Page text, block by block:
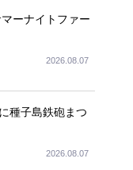
ーナイトファー
2026.08.07
種子島鉄砲まつ
2026.08.07